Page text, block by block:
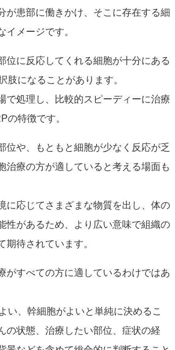
が患部に働きかけ、そこに存在する細
イメージです。
位に反応してくれる細胞が十分にある
肢になることがあります。
で処理し、比較的スピーディーに治療
の特徴です。
位や、もともと細胞が少なく反応が乏
治療の方が適していると考える場面も
に応じてさまざまな物質を出し、体の
性があるため、より広い意味で組織の
期待されています。
がすべての方に適しているわけではあ
い、幹細胞がよいと単純に決めるこ
の状態、治療したい部位、症状の経